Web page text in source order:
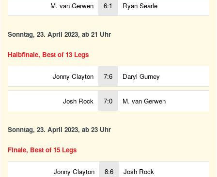
M. van Gerwen 6:1 Ryan Searle
Sonntag, 23. April 2023, ab 21 Uhr
Halbfinale, Best of 13 Legs
Jonny Clayton 7:6 Daryl Gurney
Josh Rock 7:0 M. van Gerwen
Sonntag, 23. April 2023, ab 23 Uhr
Finale, Best of 15 Legs
Jonny Clayton 8:6 Josh Rock